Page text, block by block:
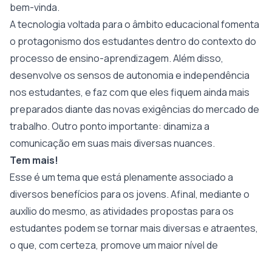
bem-vinda.
A tecnologia voltada para o âmbito educacional fomenta
o protagonismo dos estudantes dentro do contexto do
processo de ensino-aprendizagem. Além disso,
desenvolve os sensos de autonomia e independência
nos estudantes, e faz com que eles fiquem ainda mais
preparados diante das novas exigências do mercado de
trabalho. Outro ponto importante: dinamiza a
comunicação em suas mais diversas nuances.
Tem mais!
Esse é um tema que está plenamente associado a
diversos benefícios para os jovens. Afinal, mediante o
auxílio do mesmo, as atividades propostas para os
estudantes podem se tornar mais diversas e atraentes,
o que, com certeza, promove um maior nível de